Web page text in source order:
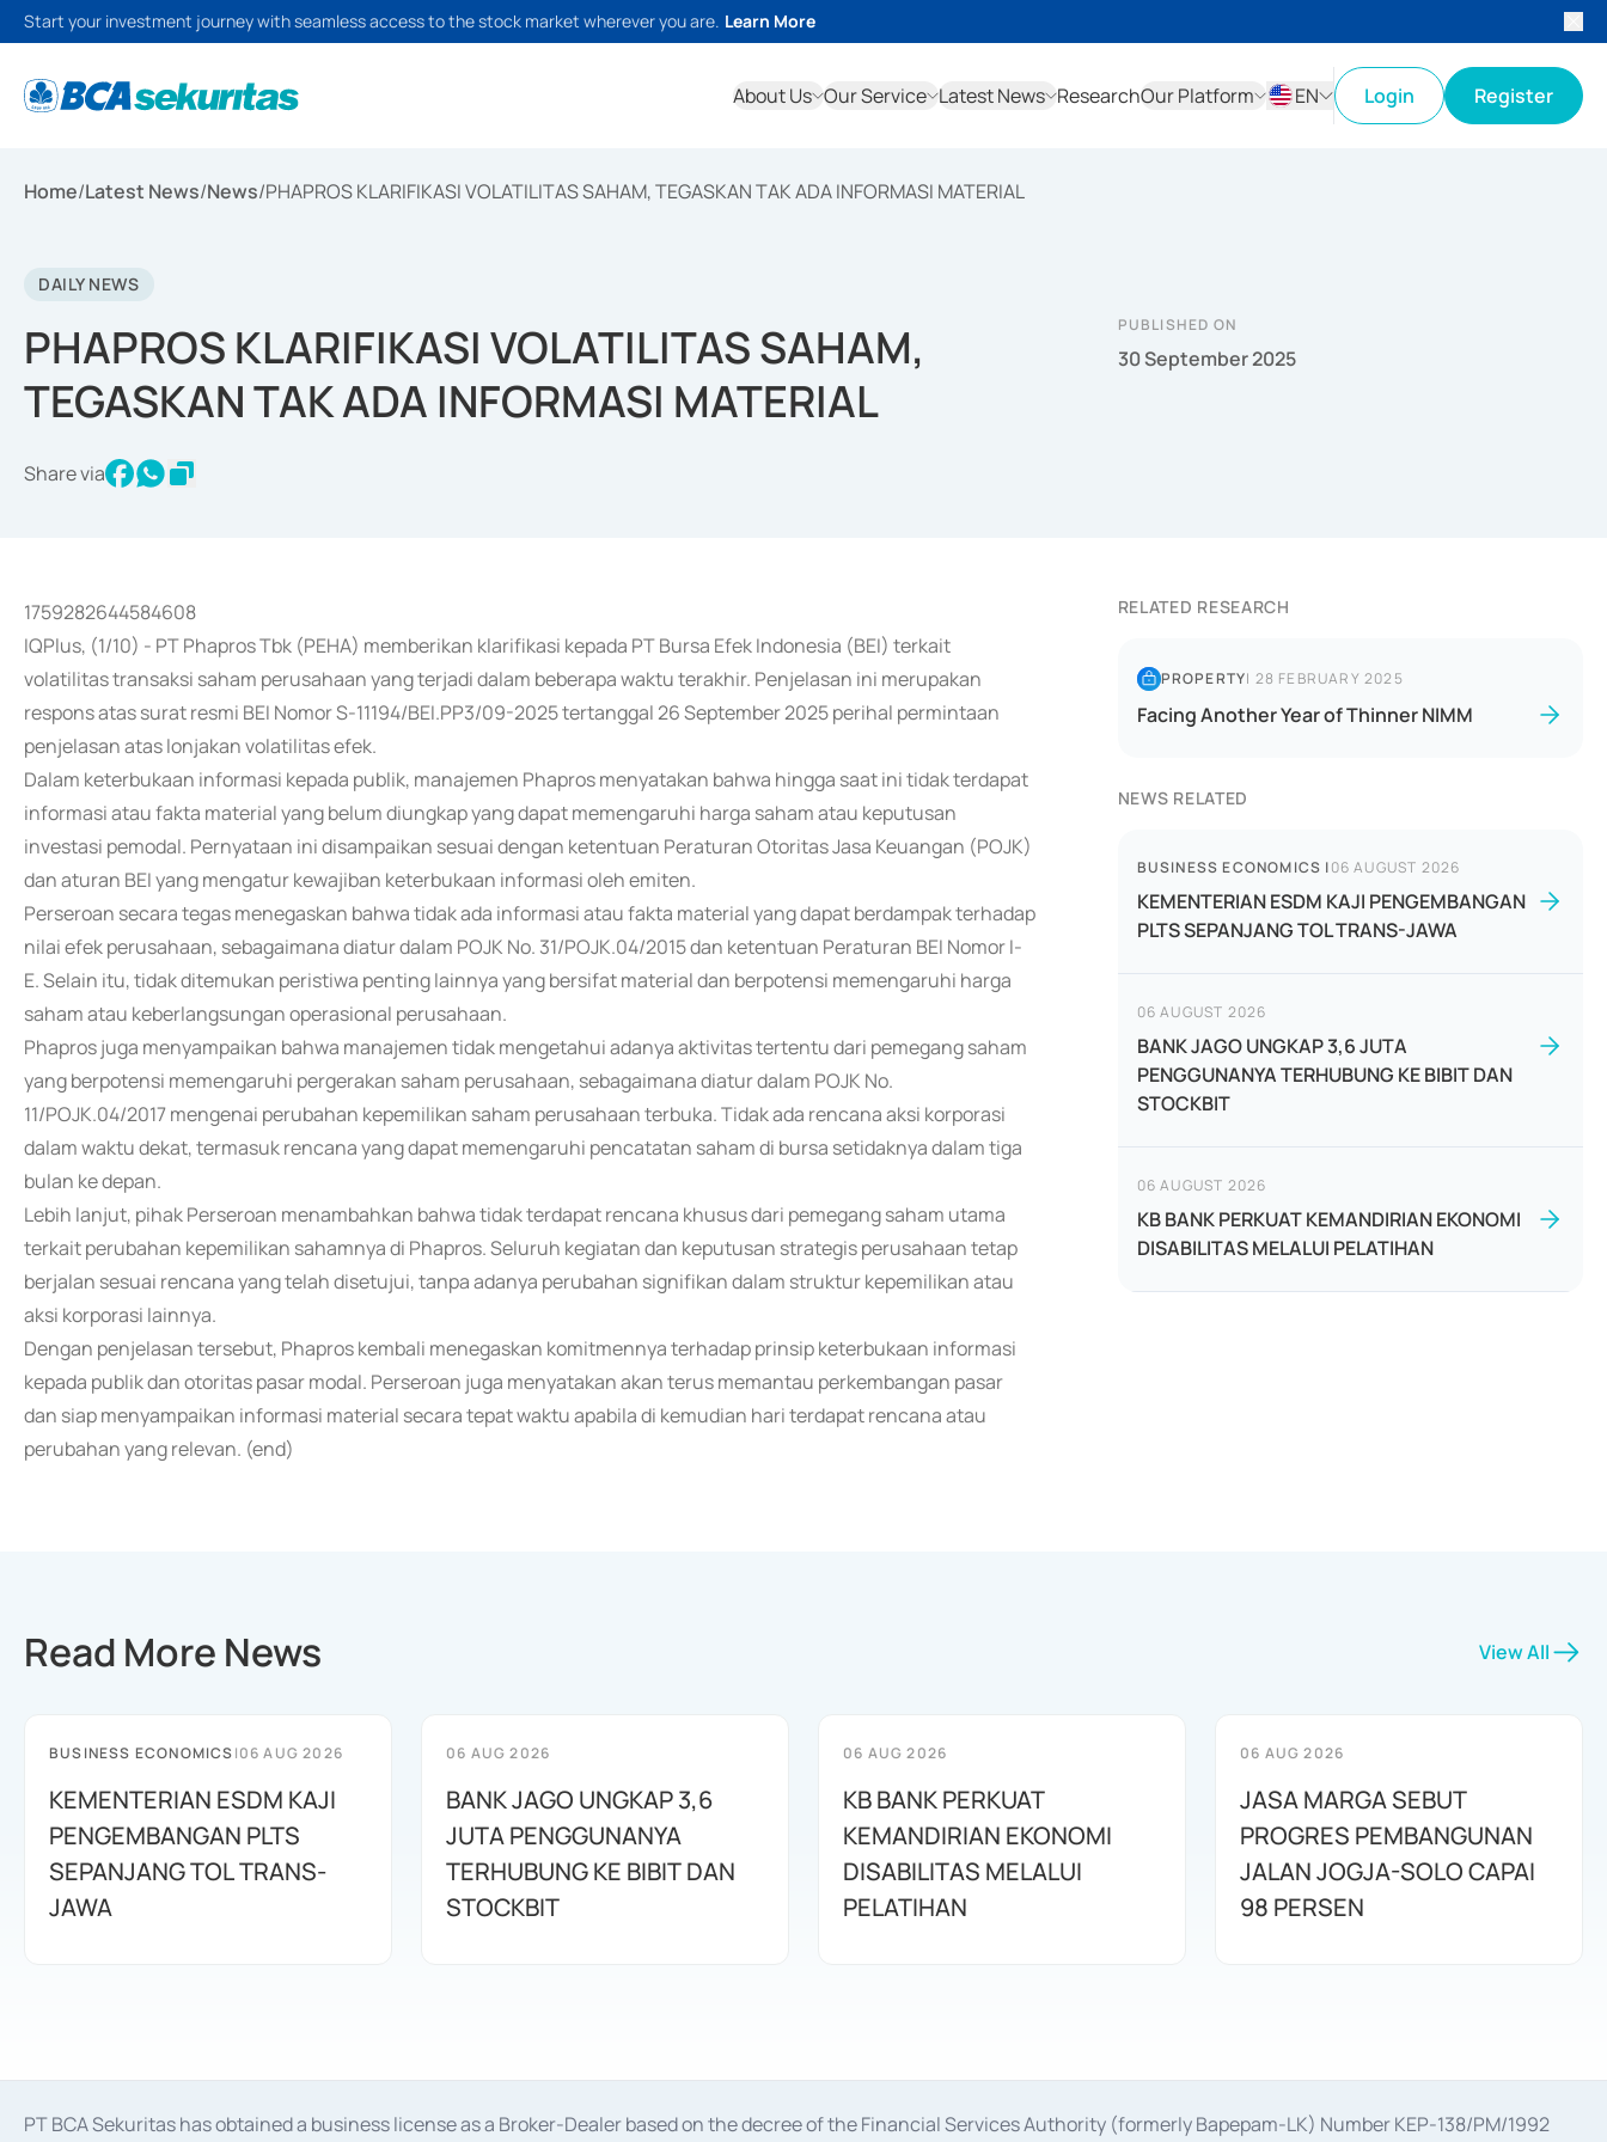
Start your investment journey with seamless access to the stock market wherever you are. Learn More
About Us Our Service Latest News ResearchOur Platform
EN
Login Register
Home/Latest News/News/PHAPROS KLARIFIKASI VOLATILITAS SAHAM, TEGASKAN TAK ADA INFORMASI MATERIAL
DAILY NEWS
PHAPROS KLARIFIKASI VOLATILITAS SAHAM,
TEGASKAN TAK ADA INFORMASI MATERIAL
Share via
PUBLISHED ON
30 September 2025
1759282644584608
IQPlus, (1/10) - PT Phapros Tbk (PEHA) memberikan klarifikasi kepada PT Bursa Efek Indonesia (BEI) terkait
volatilitas transaksi saham perusahaan yang terjadi dalam beberapa waktu terakhir. Penjelasan ini merupakan
respons atas surat resmi BEI Nomor S-11194/BEI.PP3/09-2025 tertanggal 26 September 2025 perihal permintaan
penjelasan atas lonjakan volatilitas efek.
Dalam keterbukaan informasi kepada publik, manajemen Phapros menyatakan bahwa hingga saat ini tidak terdapat
informasi atau fakta material yang belum diungkap yang dapat memengaruhi harga saham atau keputusan
investasi pemodal. Pernyataan ini disampaikan sesuai dengan ketentuan Peraturan Otoritas Jasa Keuangan (POJK)
dan aturan BEI yang mengatur kewajiban keterbukaan informasi oleh emiten.
Perseroan secara tegas menegaskan bahwa tidak ada informasi atau fakta material yang dapat berdampak terhadap
nilai efek perusahaan, sebagaimana diatur dalam POJK No. 31/POJK.04/2015 dan ketentuan Peraturan BEI Nomor I-
E. Selain itu, tidak ditemukan peristiwa penting lainnya yang bersifat material dan berpotensi memengaruhi harga
saham atau keberlangsungan operasional perusahaan.
Phapros juga menyampaikan bahwa manajemen tidak mengetahui adanya aktivitas tertentu dari pemegang saham
yang berpotensi memengaruhi pergerakan saham perusahaan, sebagaimana diatur dalam POJK No.
11/POJK.04/2017 mengenai perubahan kepemilikan saham perusahaan terbuka. Tidak ada rencana aksi korporasi
dalam waktu dekat, termasuk rencana yang dapat memengaruhi pencatatan saham di bursa setidaknya dalam tiga
bulan ke depan.
Lebih lanjut, pihak Perseroan menambahkan bahwa tidak terdapat rencana khusus dari pemegang saham utama
terkait perubahan kepemilikan sahamnya di Phapros. Seluruh kegiatan dan keputusan strategis perusahaan tetap
berjalan sesuai rencana yang telah disetujui, tanpa adanya perubahan signifikan dalam struktur kepemilikan atau
aksi korporasi lainnya.
Dengan penjelasan tersebut, Phapros kembali menegaskan komitmennya terhadap prinsip keterbukaan informasi
kepada publik dan otoritas pasar modal. Perseroan juga menyatakan akan terus memantau perkembangan pasar
dan siap menyampaikan informasi material secara tepat waktu apabila di kemudian hari terdapat rencana atau
perubahan yang relevan. (end)
RELATED RESEARCH
PROPERTY| 28 FEBRUARY 2025
Facing Another Year of Thinner NIMM
NEWS RELATED
BUSINESS ECONOMICS |06 AUGUST 2026
KEMENTERIAN ESDM KAJI PENGEMBANGAN
PLTS SEPANJANG TOL TRANS-JAWA
06 AUGUST 2026
BANK JAGO UNGKAP 3,6 JUTA
PENGGUNANYA TERHUBUNG KE BIBIT DAN
STOCKBIT
06 AUGUST 2026
KB BANK PERKUAT KEMANDIRIAN EKONOMI
DISABILITAS MELALUI PELATIHAN
Read More News View All
BUSINESS ECONOMICS|06 AUG 2026
KEMENTERIAN ESDM KAJI
PENGEMBANGAN PLTS
SEPANJANG TOL TRANS-
JAWA
06 AUG 2026
BANK JAGO UNGKAP 3,6
JUTA PENGGUNANYA
TERHUBUNG KE BIBIT DAN
STOCKBIT
06 AUG 2026
KB BANK PERKUAT
KEMANDIRIAN EKONOMI
DISABILITAS MELALUI
PELATIHAN
06 AUG 2026
JASA MARGA SEBUT
PROGRES PEMBANGUNAN
JALAN JOGJA-SOLO CAPAI
98 PERSEN
PT BCA Sekuritas has obtained a business license as a Broker-Dealer based on the decree of the Financial Services Authority (formerly Bapepam-LK) Number KEP-138/PM/1992